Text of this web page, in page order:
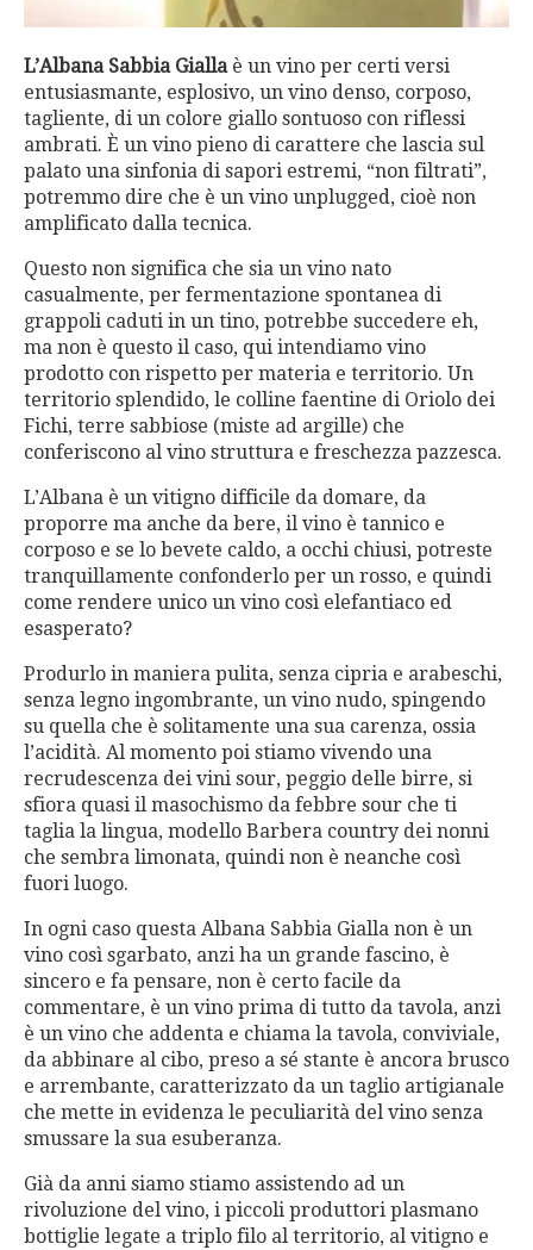
L’Albana Sabbia Giallaè un vino per certi versi
entusiasmante, esplosivo, un vino denso, corposo,
tagliente, di un colore giallo sontuoso con riflessi
ambrati. È un vino pieno di carattere che lascia sul
palato una sinfonia di sapori estremi, “non filtrati”,
potremmo dire che è un vino unplugged, cioè non
amplificato dalla tecnica.
Questo non significa che sia un vino nato
casualmente, per fermentazione spontanea di
grappoli caduti in un tino, potrebbe succedere eh,
ma non è questo il caso, qui intendiamo vino
prodotto con rispetto per materia e territorio. Un
territorio splendido, le colline faentine di Oriolo dei
Fichi, terre sabbiose (miste ad argille) che
conferiscono al vino struttura e freschezza pazzesca.
L’Albana è un vitigno difficile da domare, da
proporre ma anche da bere, il vino è tannico e
corposo e se lo bevete caldo, a occhi chiusi, potreste
tranquillamente confonderlo per un rosso, e quindi
come rendere unico un vino così elefantiaco ed
esasperato?
Produrlo in maniera pulita, senza cipria e arabeschi,
senza legno ingombrante, un vino nudo, spingendo
su quella che è solitamente una sua carenza, ossia
l’acidità. Al momento poi stiamo vivendo una
recrudescenza dei vini sour, peggio delle birre, si
sfiora quasi il masochismo da febbre sour che ti
taglia la lingua, modello Barbera country dei nonni
che sembra limonata, quindi non è neanche così
fuori luogo.
In ogni caso questa Albana Sabbia Gialla non è un
vino così sgarbato, anzi ha un grande fascino, è
sincero e fa pensare, non è certo facile da
commentare, è un vino prima di tutto da tavola, anzi
è un vino che addenta e chiama la tavola, conviviale,
da abbinare al cibo, preso a sé stante è ancora brusco
e arrembante, caratterizzato da un taglio artigianale
che mette in evidenza le peculiarità del vino senza
smussare la sua esuberanza.
Già da anni siamo stiamo assistendo ad un
rivoluzione del vino, i piccoli produttori plasmano
bottiglie legate a triplo filo al territorio, al vitigno e